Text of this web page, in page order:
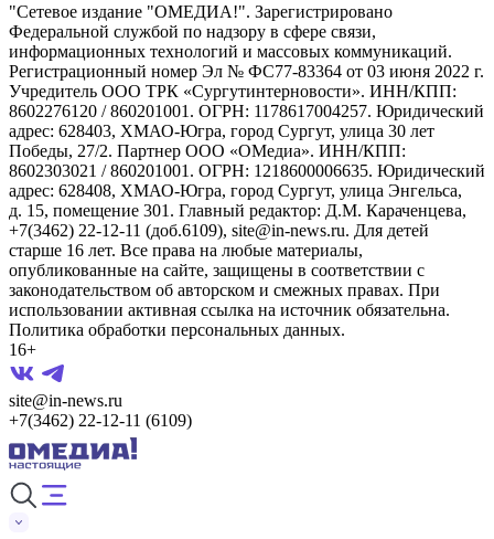
"Сетевое издание "ОМЕДИА!". Зарегистрировано
Федеральной службой по надзору в сфере связи,
информационных технологий и массовых коммуникаций.
Регистрационный номер Эл № ФС77-83364 от 03 июня 2022 г.
Учредитель ООО ТРК «Сургутинтерновости». ИНН/КПП:
8602276120 / 860201001. ОГРН: 1178617004257. Юридический
адрес: 628403, ХМАО-Югра, город Сургут, улица 30 лет
Победы, 27/2. Партнер ООО «ОМедиа». ИНН/КПП:
8602303021 / 860201001. ОГРН: 1218600006635. Юридический
адрес: 628408, ХМАО-Югра, город Сургут, улица Энгельса,
д. 15, помещение 301. Главный редактор: Д.М. Караченцева,
+7(3462) 22-12-11 (доб.6109), site@in-news.ru. Для детей
старше 16 лет. Все права на любые материалы,
опубликованные на сайте, защищены в соответствии с
законодательством об авторском и смежных правах. При
использовании активная ссылка на источник обязательна.
Политика обработки персональных данных.
16+
site@in-news.ru
+7(3462) 22-12-11 (6109)